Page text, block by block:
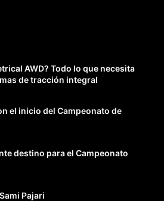
AWD? Todo lo que necesita
de tracción integral
el inicio del Campeonato de
destino para el Campeonato
Pajari